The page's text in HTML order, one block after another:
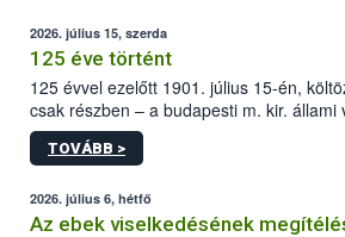
2026. július 15, szerda
125 éve történt
125 évvel ezelőtt 1901. július 15-én,
csak részben – a budapesti m. kir. állami
állomás a Kis Rókus utca 15. szám alatti,
tervezett új épületébe.
TOVÁBB >
2026. július 6, hétfő
Az ebek viselkedésének